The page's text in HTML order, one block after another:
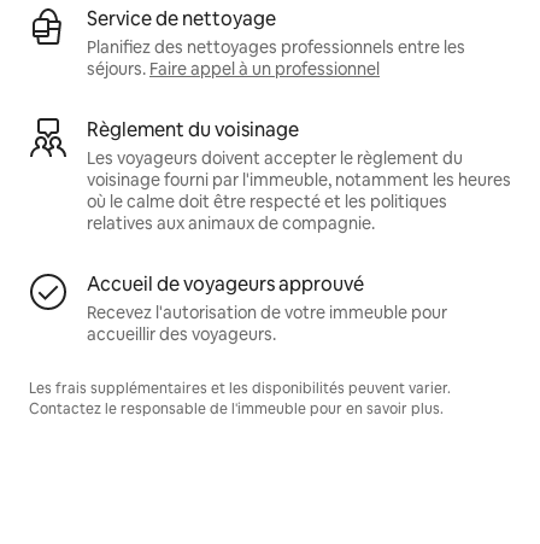
Service de nettoyage
Planifiez des nettoyages professionnels entre les
séjours. Faire appel à un professionnel
Règlement du voisinage
Les voyageurs doivent accepter le règlement du
voisinage fourni par l'immeuble, notamment les heures
où le calme doit être respecté et les politiques
relatives aux animaux de compagnie.
Accueil de voyageurs approuvé
Recevez l'autorisation de votre immeuble pour
accueillir des voyageurs.
Les frais supplémentaires et les disponibilités peuvent varier.
Contactez le responsable de l'immeuble pour en savoir plus.